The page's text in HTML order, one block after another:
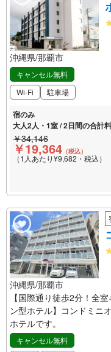
沖縄県/那覇市
キャンセル無料
Wi-Fi
駐車場
宿のみ
大人2人・1室 / 2日間の合計
￥34,146
￥19,364 （税込）
（1人あたり¥9,682・税込）
沖縄県/那覇市
【国際通り徒歩2分！全
ン型ホテル】コンドミニ
ホテルです。
キャンセル無料